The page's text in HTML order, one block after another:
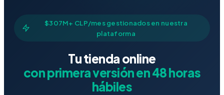
$307M+ CLP/mes gestionados en nuestra
plataforma
Tu tienda online
con primera versión en 48 horas
hábiles